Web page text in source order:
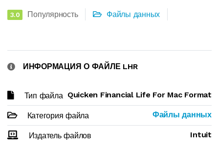
3.0 Популярность Файлы данных
ИНФОРМАЦИЯ О ФАЙЛЕ LHR
Тип файла Quicken Financial Life For Mac Format
Категория файла Файлы данных
Издатель файлов Intuit